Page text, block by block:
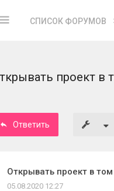
СПИСОК ФОРУМОВ
проект в
Ответить
Открывать проект в
05.08.2020 12:27